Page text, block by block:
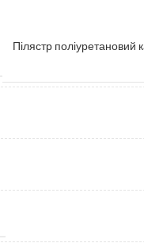
Пілястр поліуретановий